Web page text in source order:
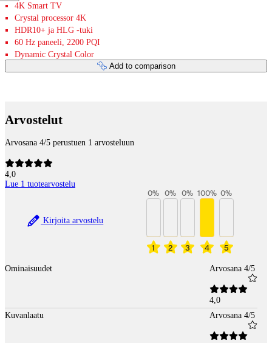
4K Smart TV
Crystal processor 4K
HDR10+ ja HLG -tuki
60 Hz paneeli, 2200 PQI
Dynamic Crystal Color
Add to comparison
Arvostelut
Arvosana 4/5 perustuen 1 arvosteluun
4,0
Lue 1 tuotearvostelu
Kirjoita arvostelu
1
0%
2
0%
3
0%
4
100%
5
0%
Ominaisuudet Arvosana 4/5
4,0
Kuvanlaatu
Arvosana 4/5